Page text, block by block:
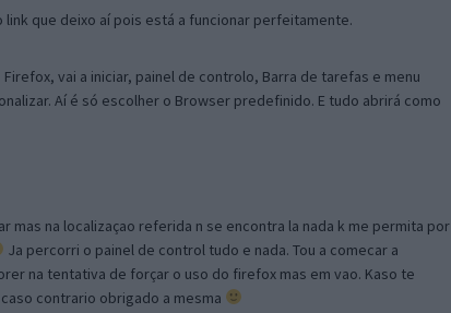
que deixo aí pois está a funcionar perfeitamente.
vai a iniciar, painel de controlo, Barra de tarefas e menu
Aí é só escolher o Browser predefinido. E tudo abrirá como
mas na localizaçao referida n se encontra la nada k me permita por
Ja percorri o painel de control tudo e nada. Tou a comecar a
na tentativa de forçar o uso do firefox mas em vao. Kaso te
contrario obrigado a mesma